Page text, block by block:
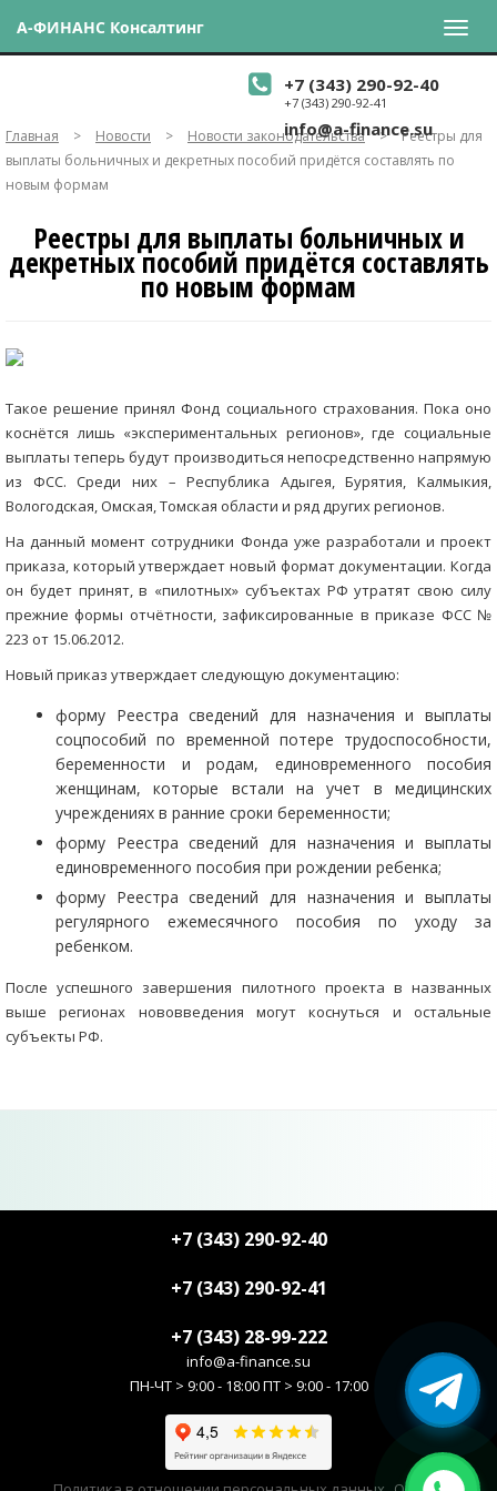
А-ФИНАНС Консалтинг
+7 (343) 290-92-40
+7 (343) 290-92-41
info@a-finance.su
Главная > Новости > Новости законодательства > Реестры для
выплаты больничных и декретных пособий придётся составлять по
новым формам
Реестры для выплаты больничных и
декретных пособий придётся составлять
по новым формам
Такое решение принял Фонд социального страхования. Пока оно
коснётся лишь «экспериментальных регионов», где социальные
выплаты теперь будут производиться непосредственно напрямую
из ФСС. Среди них – Республика Адыгея, Бурятия, Калмыкия,
Вологодская, Омская, Томская области и ряд других регионов.
На данный момент сотрудники Фонда уже разработали и проект
приказа, который утверждает новый формат документации. Когда
он будет принят, в «пилотных» субъектах РФ утратят свою силу
прежние формы отчётности, зафиксированные в приказе ФСС №
223 от 15.06.2012.
Новый приказ утверждает следующую документацию:
форму Реестра сведений для назначения и выплаты
соцпособий по временной потере трудоспособности,
беременности и родам, единовременного пособия
женщинам, которые встали на учет в медицинских
учреждениях в ранние сроки беременности;
форму Реестра сведений для назначения и выплаты
единовременного пособия при рождении ребенка;
форму Реестра сведений для назначения и выплаты
регулярного ежемесячного пособия по уходу за
ребенком.
После успешного завершения пилотного проекта в названных
выше регионах нововведения могут коснуться и остальные
субъекты РФ.
+7 (343) 290-92-40
+7 (343) 290-92-41
+7 (343) 28-99-222
info@a-finance.su
ПН-ЧТ > 9:00 - 18:00 ПТ > 9:00 - 17:00